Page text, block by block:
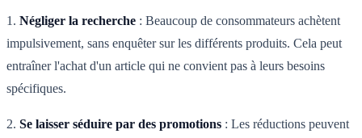
1. Négliger la recherche : Beaucoup de consommateurs achètent
impulsivement, sans enquêter sur les différents produits. Cela peut
entraîner l'achat d'un article qui ne convient pas à leurs besoins
spécifiques.
2. Se laisser séduire par des promotions : Les réductions peuvent